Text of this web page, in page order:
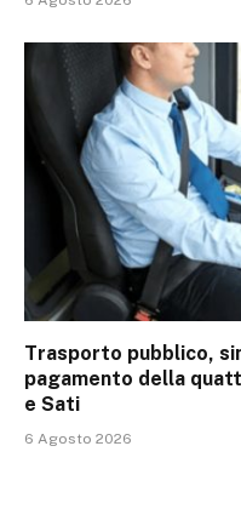
Trasporto pubblico,
pagamento della
e Sati
6 Agosto 2026